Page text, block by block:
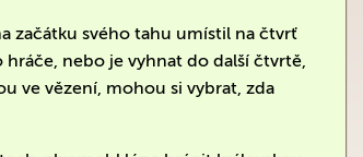
začátku svého tahu umístil na čtvrť
nebo je vyhnat do další čtvrtě,
ve vězení, mohou si vybrat, zda